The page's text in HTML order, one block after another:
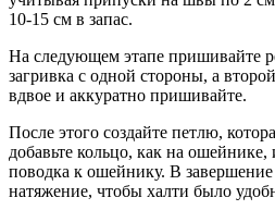
10-15 см в запас.
На следующем этапе пришивайте
загривка с одной стороны, а
вдвое и аккуратно пришивайте.
После этого создайте петлю,
добавьте кольцо, как на
поводка к ошейнику. В завершение
натяжение, чтобы халти было